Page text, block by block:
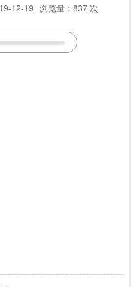
12-19 浏览量：837 次